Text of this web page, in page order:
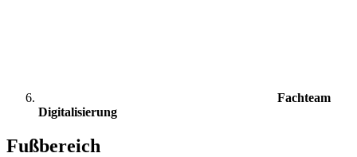
Fachteam
Digitalisierung
Fußbereich